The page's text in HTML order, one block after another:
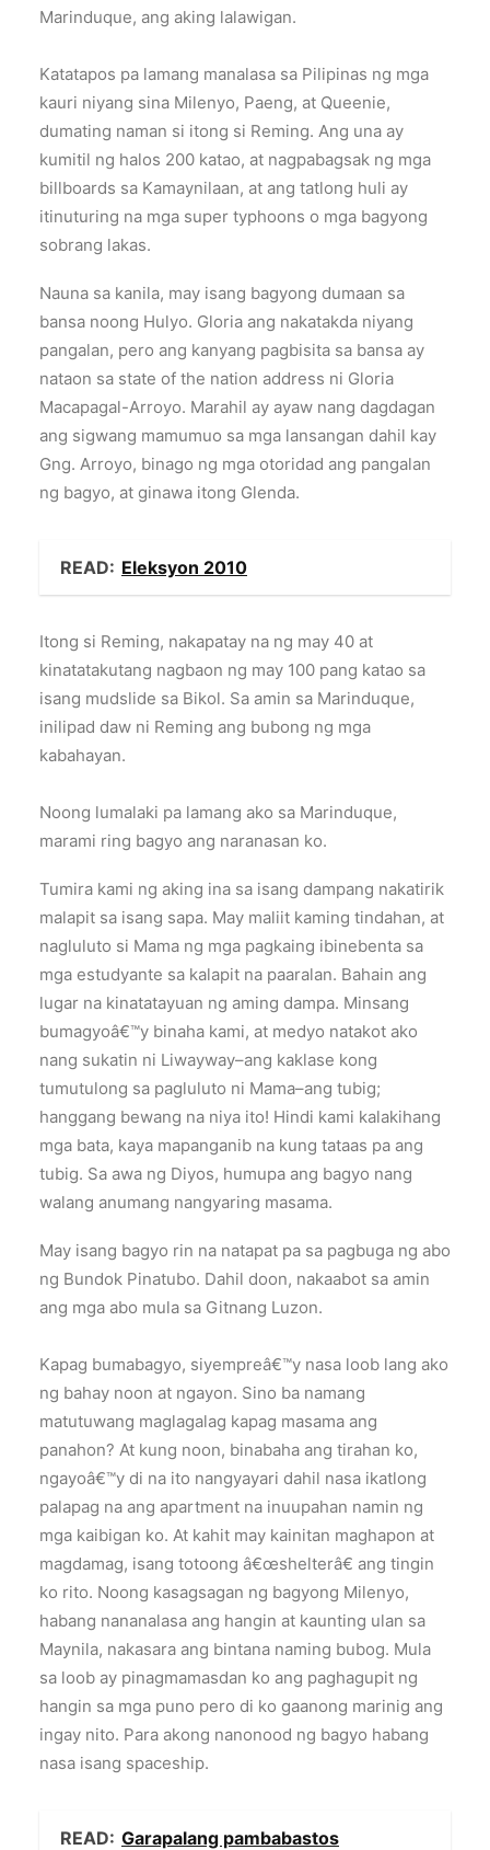
Marinduque, ang aking lalawigan.
Katatapos pa lamang manalasa sa Pilipinas ng mga
kauri niyang sina Milenyo, Paeng, at Queenie,
dumating naman si itong si Reming. Ang una ay
kumitil ng halos 200 katao, at nagpabagsak ng mga
billboards sa Kamaynilaan, at ang tatlong huli ay
itinuturing na mga super typhoons o mga bagyong
sobrang lakas.
Nauna sa kanila, may isang bagyong dumaan sa
bansa noong Hulyo. Gloria ang nakatakda niyang
pangalan, pero ang kanyang pagbisita sa bansa ay
nataon sa state of the nation address ni Gloria
Macapagal-Arroyo. Marahil ay ayaw nang dagdagan
ang sigwang mamumuo sa mga lansangan dahil kay
Gng. Arroyo, binago ng mga otoridad ang pangalan
ng bagyo, at ginawa itong Glenda.
READ: Eleksyon 2010
Itong si Reming, nakapatay na ng may 40 at
kinatatakutang nagbaon ng may 100 pang katao sa
isang mudslide sa Bikol. Sa amin sa Marinduque,
inilipad daw ni Reming ang bubong ng mga
kabahayan.
Noong lumalaki pa lamang ako sa Marinduque,
marami ring bagyo ang naranasan ko.
Tumira kami ng aking ina sa isang dampang nakatirik
malapit sa isang sapa. May maliit kaming tindahan, at
nagluluto si Mama ng mga pagkaing ibinebenta sa
mga estudyante sa kalapit na paaralan. Bahain ang
lugar na kinatatayuan ng aming dampa. Minsang
bumagyoâ€™y binaha kami, at medyo natakot ako
nang sukatin ni Liwayway–ang kaklase kong
tumutulong sa pagluluto ni Mama–ang tubig;
hanggang bewang na niya ito! Hindi kami kalakihang
mga bata, kaya mapanganib na kung tataas pa ang
tubig. Sa awa ng Diyos, humupa ang bagyo nang
walang anumang nangyaring masama.
May isang bagyo rin na natapat pa sa pagbuga ng abo
ng Bundok Pinatubo. Dahil doon, nakaabot sa amin
ang mga abo mula sa Gitnang Luzon.
Kapag bumabagyo, siyempreâ€™y nasa loob lang ako
ng bahay noon at ngayon. Sino ba namang
matutuwang maglagalag kapag masama ang
panahon? At kung noon, binabaha ang tirahan ko,
ngayoâ€™y di na ito nangyayari dahil nasa ikatlong
palapag na ang apartment na inuupahan namin ng
mga kaibigan ko. At kahit may kainitan maghapon at
magdamag, isang totoong â€œshelterâ€ ang tingin
ko rito. Noong kasagsagan ng bagyong Milenyo,
habang nananalasa ang hangin at kaunting ulan sa
Maynila, nakasara ang bintana naming bubog. Mula
sa loob ay pinagmamasdan ko ang paghagupit ng
hangin sa mga puno pero di ko gaanong marinig ang
ingay nito. Para akong nanonood ng bagyo habang
nasa isang spaceship.
READ: Garapalang pambabastos